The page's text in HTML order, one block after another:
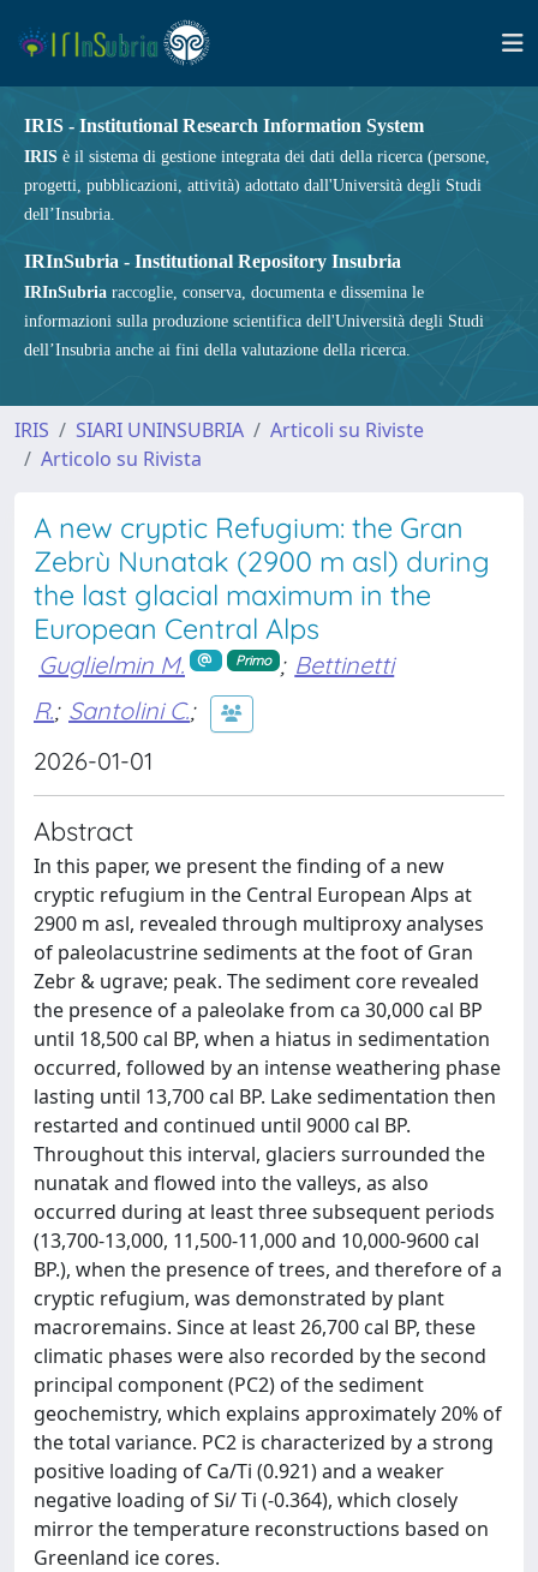
IRIS - Institutional Research Information System
IRIS è il sistema di gestione integrata dei dati della ricerca (persone,
progetti, pubblicazioni, attività) adottato dall'Università degli Studi
dell’Insubria.
IRInSubria - Institutional Repository Insubria
IRInSubria raccoglie, conserva, documenta e dissemina le
informazioni sulla produzione scientifica dell'Università degli Studi
dell’Insubria anche ai fini della valutazione della ricerca.
IRIS SIARI UNINSUBRIA
Articoli su Riviste
Articolo su Rivista
A new cryptic Refugium: the Gran
Zebrù Nunatak (2900 m asl) during
the last glacial maximum in the
European Central Alps
Guglielmin M. Primo ; Bettinetti
R.; Santolini C.;
2026-01-01
Abstract
In this paper, we present the finding of a new
cryptic refugium in the Central European Alps at
2900 m asl, revealed through multiproxy analyses
of paleolacustrine sediments at the foot of Gran
Zebr & ugrave; peak. The sediment core revealed
the presence of a paleolake from ca 30,000 cal BP
until 18,500 cal BP, when a hiatus in sedimentation
occurred, followed by an intense weathering phase
lasting until 13,700 cal BP. Lake sedimentation then
restarted and continued until 9000 cal BP.
Throughout this interval, glaciers surrounded the
nunatak and flowed into the valleys, as also
occurred during at least three subsequent periods
(13,700-13,000, 11,500-11,000 and 10,000-9600 cal
BP.), when the presence of trees, and therefore of a
cryptic refugium, was demonstrated by plant
macroremains. Since at least 26,700 cal BP, these
climatic phases were also recorded by the second
principal component (PC2) of the sediment
geochemistry, which explains approximately 20% of
the total variance. PC2 is characterized by a strong
positive loading of Ca/Ti (0.921) and a weaker
negative loading of Si/ Ti (-0.364), which closely
mirror the temperature reconstructions based on
Greenland ice cores.